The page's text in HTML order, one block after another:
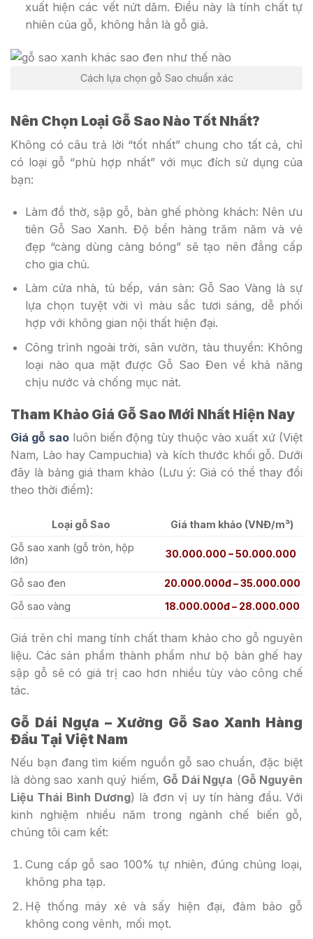
xuất hiện các vết nứt dăm. Điều này là tính chất tự
nhiên của gỗ, không hẳn là gỗ giả.
Cách lựa chọn gỗ Sao chuẩn xác
Nên Chọn Loại Gỗ Sao Nào Tốt Nhất?
Không có câu trả lời “tốt nhất” chung cho tất cả, chỉ
có loại gỗ “phù hợp nhất” với mục đích sử dụng của
bạn:
Làm đồ thờ, sập gỗ, bàn ghế phòng khách: Nên ưu
tiên Gỗ Sao Xanh. Độ bền hàng trăm năm và vẻ
đẹp “càng dùng càng bóng” sẽ tạo nên đẳng cấp
cho gia chủ.
Làm cửa nhà, tủ bếp, ván sàn: Gỗ Sao Vàng là sự
lựa chọn tuyệt vời vì màu sắc tươi sáng, dễ phối
hợp với không gian nội thất hiện đại.
Công trình ngoài trời, sân vườn, tàu thuyền: Không
loại nào qua mặt được Gỗ Sao Đen về khả năng
chịu nước và chống mục nát.
Tham Khảo Giá Gỗ Sao Mới Nhất Hiện Nay
Giá gỗ saoluôn biến động tùy thuộc vào xuất xứ (Việt
Nam, Lào hay Campuchia) và kích thước khối gỗ. Dưới
đây là bảng giá tham khảo (Lưu ý: Giá có thể thay đổi
theo thời điểm):
Loại gỗ Sao
Giá tham khảo (VNĐ/m³)
Gỗ sao xanh (gỗ tròn, hộp
lớn)
30.000.000 – 50.000.000
Gỗ sao đen
20.000.000đ – 35.000.000
Gỗ sao vàng
18.000.000đ – 28.000.000
Giá trên chỉ mang tính chất tham khảo cho gỗ nguyên
liệu. Các sản phẩm thành phẩm như bộ bàn ghế hay
sập gỗ sẽ có giá trị cao hơn nhiều tùy vào công chế
tác.
Gỗ Dái Ngựa – Xưởng Gỗ Sao Xanh Hàng
Đầu Tại Việt Nam
Nếu bạn đang tìm kiếm nguồn gỗ sao chuẩn, đặc biệt
là dòng sao xanh quý hiếm, Gỗ Dái Ngựa (Gỗ Nguyên
Liệu Thái Bình Dương) là đơn vị uy tín hàng đầu. Với
kinh nghiệm nhiều năm trong ngành chế biến gỗ,
chúng tôi cam kết:
Cung cấp gỗ sao 100% tự nhiên, đúng chủng loại,
không pha tạp.
Hệ thống máy xẻ và sấy hiện đại, đảm bảo gỗ
không cong vênh, mối mọt.